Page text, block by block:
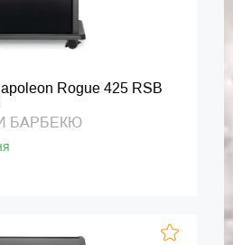
Rogue 425 RSB
БАРБЕКЮ